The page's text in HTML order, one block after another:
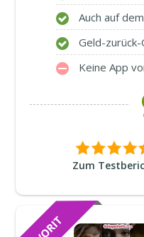
Auch auf
Geld-zurück-
Keine App
Zum